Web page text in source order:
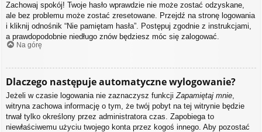
Zachowaj spokój! Twoje hasło wprawdzie nie może zostać odzyskane,
ale bez problemu może zostać zresetowane. Przejdź na stronę logowania
i kliknij odnośnik “Nie pamiętam hasła”. Postępuj zgodnie z instrukcjami,
a prawdopodobnie niedługo znów będziesz móc się zalogować.
Na górę
Dlaczego następuje automatyczne wylogowanie?
Jeżeli w czasie logowania nie zaznaczysz funkcji Zapamiętaj mnie
witryna zachowa informację o tym, że twój pobyt na tej witrynie będzie
trwał tylko określony przez administratora czas. Zapobiega to
niewłaściwemu użyciu twojego konta przez kogoś innego. Aby pozostać